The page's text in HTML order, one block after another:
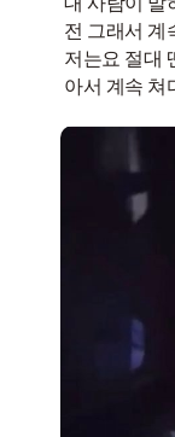
전 그래서 계
저는요 절대